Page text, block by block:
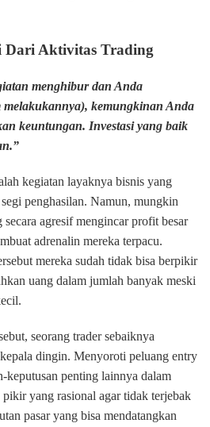
Dari Aktivitas Trading
menghibur dan Anda
melakukannya), kemungkinan Anda
keuntungan. Investasi yang baik
kegiatan layaknya bisnis yang
penghasilan. Namun, mungkin
agresif mengincar profit besar
adrenalin mereka terpacu.
mereka sudah tidak bisa berpikir
uang dalam jumlah banyak meski
seorang trader sebaiknya
dingin. Menyoroti peluang entry
keputusan penting lainnya dalam
yang rasional agar tidak terjebak
pasar yang bisa mendatangkan